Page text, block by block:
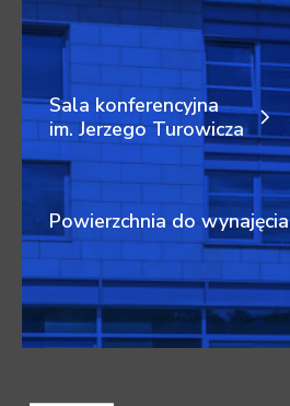
Sala konferencyjna
im. Jerzego Turowicza
Powierzchnia do wynajęcia